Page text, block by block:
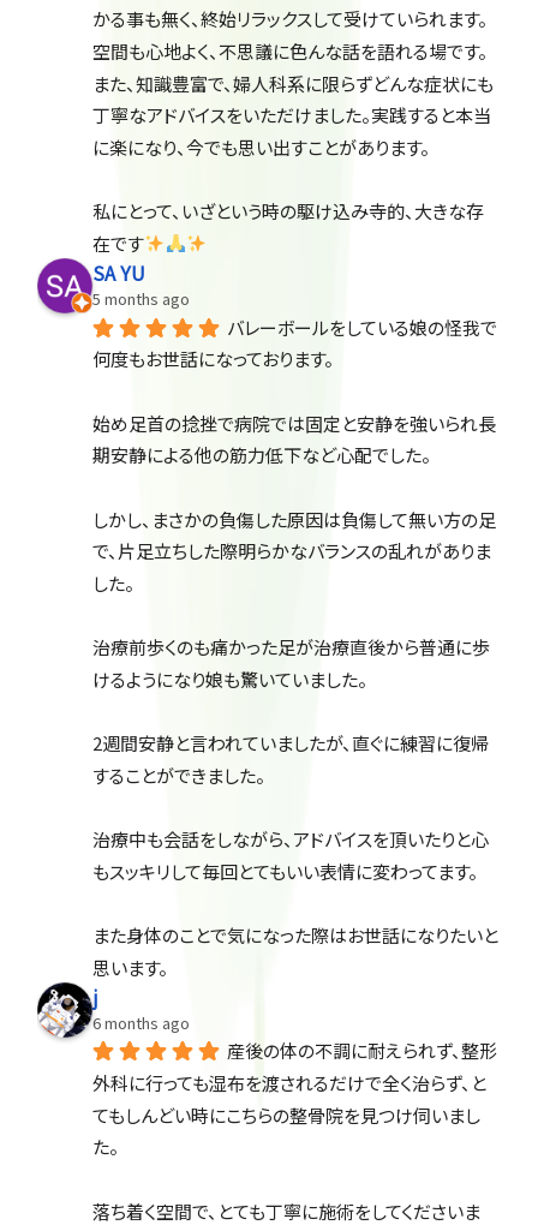
かる事も無く、終始リラックスして受けていられます。
空間も心地よく、不思議に色んな話を語れる場です。
また、知識豊富で、婦人科系に限らずどんな症状にも
丁寧なアドバイスをいただけました。実践すると本当
に楽になり、今でも思い出すことがあります。
私にとって、いざという時の駆け込み寺的、大きな存
在です
SA YU
5 months ago
バレーボールをしている娘の怪我で
何度もお世話になっております。
始め足首の捻挫で病院では固定と安静を強いられ長
期安静による他の筋力低下など心配でした。
しかし、まさかの負傷した原因は負傷して無い方の足
で、片足立ちした際明らかなバランスの乱れがありま
した。
治療前歩くのも痛かった足が治療直後から普通に歩
けるようになり娘も驚いていました。
2週間安静と言われていましたが、直ぐに練習に復帰
することができました。
治療中も会話をしながら、アドバイスを頂いたりと心
もスッキリして毎回とてもいい表情に変わってます。
また身体のことで気になった際はお世話になりたいと
思います。
j
6 months ago
産後の体の不調に耐えられず、整形
外科に行っても湿布を渡されるだけで全く治らず、と
てもしんどい時にこちらの整骨院を見つけ伺いまし
た。
落ち着く空間で、とても丁寧に施術をしてくださいま